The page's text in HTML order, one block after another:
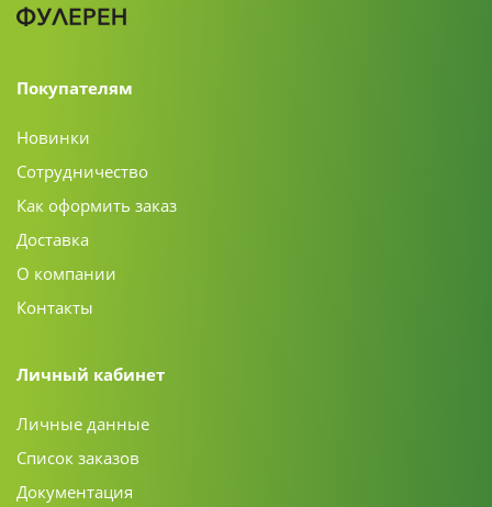
Покупателям
Новинки
Сотрудничество
Как оформить заказ
Доставка
О компании
Контакты
Личный кабинет
Личные данные
Список заказов
Документация